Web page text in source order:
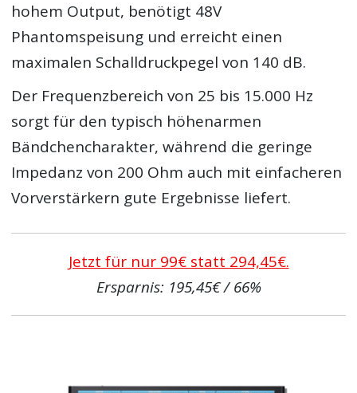
hohem Output, benötigt 48V
Phantomspeisung und erreicht einen
maximalen Schalldruckpegel von 140 dB.
Der Frequenzbereich von 25 bis 15.000 Hz
sorgt für den typisch höhenarmen
Bändchencharakter, während die geringe
Impedanz von 200 Ohm auch mit einfacheren
Vorverstärkern gute Ergebnisse liefert.
Jetzt für nur 99€ statt 294,45€.
Ersparnis: 195,45€ / 66%